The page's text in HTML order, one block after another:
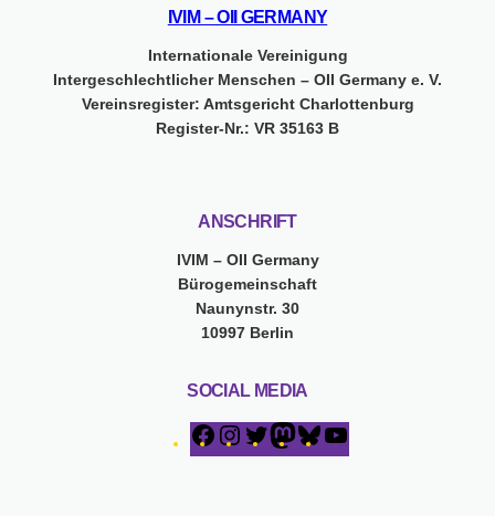
IVIM – OII GERMANY
Internationale Vereinigung
Intergeschlechtlicher Menschen – OII Germany e. V.
Vereinsregister: Amtsgericht Charlottenburg
Register-Nr.: VR 35163 B
ANSCHRIFT
IVIM – OII Germany
Bürogemeinschaft
Naunynstr. 30
10997 Berlin
SOCIAL MEDIA
F
a
n
T
w
M
a
B
l
o